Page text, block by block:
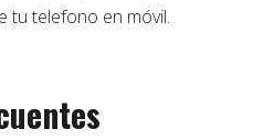
tu telefono en móvil.